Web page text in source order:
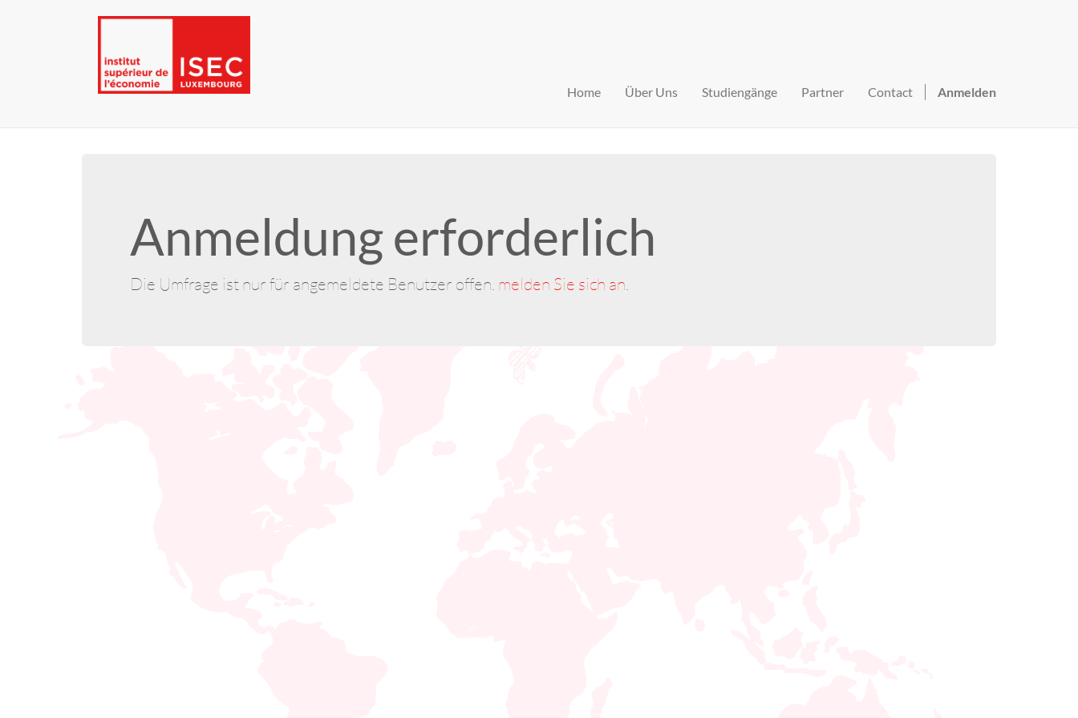
Home Über Uns Studiengänge Partner Contact Anmelden
Anmeldung erforderlich
Die Umfrage ist nur für angemeldete Benutzer offen. melden Sie sich an